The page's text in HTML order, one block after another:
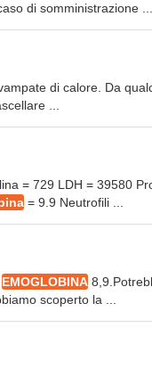
di somministrazione ...
di calore. Da
...
= 729 LDH = 39580
= 9.9 Neutrofili ...
EMOGLOBINA
scoperto la ...